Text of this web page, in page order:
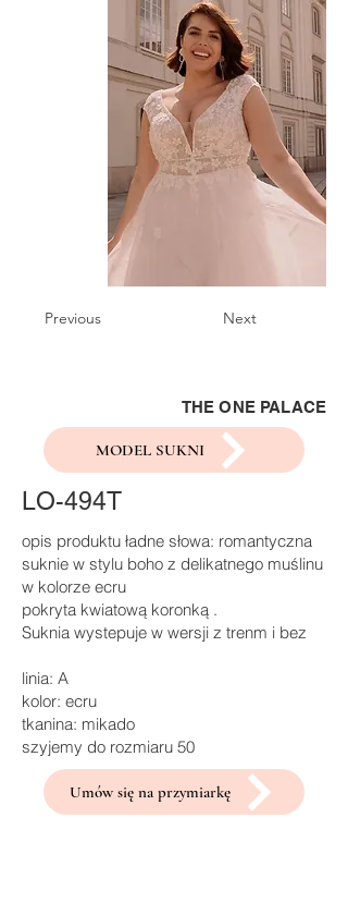
Previous Next
THE ONE PALACE
MODEL SUKNI
LO-494T
opis produktu ładne słowa: romantyczna
suknie w stylu boho z delikatnego muślinu
w kolorze ecru
pokryta kwiatową koronką .
Suknia wystepuje w wersji z trenm i bez
linia: A
kolor: ecru
tkanina: mikado
szyjemy do rozmiaru 50
Umów się na przymiarkę